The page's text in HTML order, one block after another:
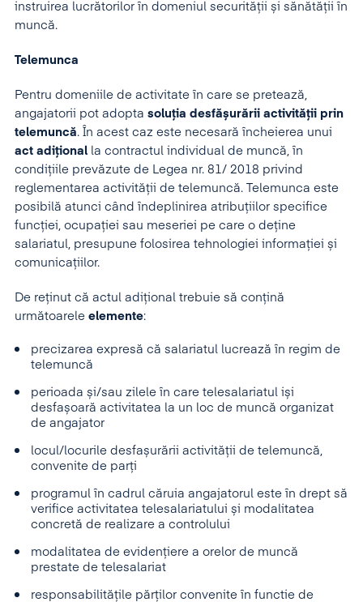
instruirea lucrătorilor în domeniul securității și sănătății în
muncă.
Telemunca
Pentru domeniile de activitate în care se pretează,
angajatorii pot adopta soluția desfășurării activității prin
telemuncă. În acest caz este necesară încheierea unui
act adițional la contractul individual de muncă, în
condițiile prevăzute de Legea nr. 81/ 2018 privind
reglementarea activității de telemuncă. Telemunca este
posibilă atunci când îndeplinirea atribuțiilor specifice
funcției, ocupației sau meseriei pe care o deține
salariatul, presupune folosirea tehnologiei informației și
comunicațiilor.
De reținut că actul adițional trebuie să conțină
următoarele elemente:
precizarea expresă că salariatul lucrează în regim de
telemuncă
perioada și/sau zilele în care telesalariatul iși
desfașoară activitatea la un loc de muncă organizat
de angajator
locul/locurile desfașurării activității de telemuncă,
convenite de parți
programul în cadrul căruia angajatorul este în drept să
verifice activitatea telesalariatului și modalitatea
concretă de realizare a controlului
modalitatea de evidențiere a orelor de muncă
prestate de telesalariat
responsabilitățile părților convenite în functie de